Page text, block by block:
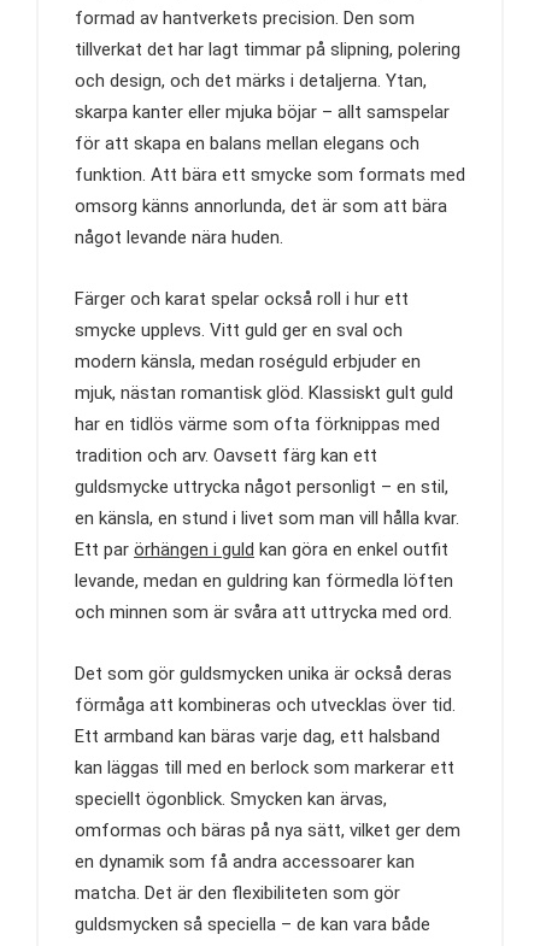
formad av hantverkets precision. Den som
tillverkat det har lagt timmar på slipning, polering
och design, och det märks i detaljerna. Ytan,
skarpa kanter eller mjuka böjar – allt samspelar
för att skapa en balans mellan elegans och
funktion. Att bära ett smycke som formats med
omsorg känns annorlunda, det är som att bära
något levande nära huden.
Färger och karat spelar också roll i hur ett
smycke upplevs. Vitt guld ger en sval och
modern känsla, medan roséguld erbjuder en
mjuk, nästan romantisk glöd. Klassiskt gult guld
har en tidlös värme som ofta förknippas med
tradition och arv. Oavsett färg kan ett
guldsmycke uttrycka något personligt – en stil,
en känsla, en stund i livet som man vill hålla kvar.
Ett par örhängen i guld kan göra en enkel outfit
levande, medan en guldring kan förmedla löften
och minnen som är svåra att uttrycka med ord.
Det som gör guldsmycken unika är också deras
förmåga att kombineras och utvecklas över tid.
Ett armband kan bäras varje dag, ett halsband
kan läggas till med en berlock som markerar ett
speciellt ögonblick. Smycken kan ärvas,
omformas och bäras på nya sätt, vilket ger dem
en dynamik som få andra accessoarer kan
matcha. Det är den flexibiliteten som gör
guldsmycken så speciella – de kan vara både